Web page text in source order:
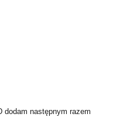
dodam następnym razem